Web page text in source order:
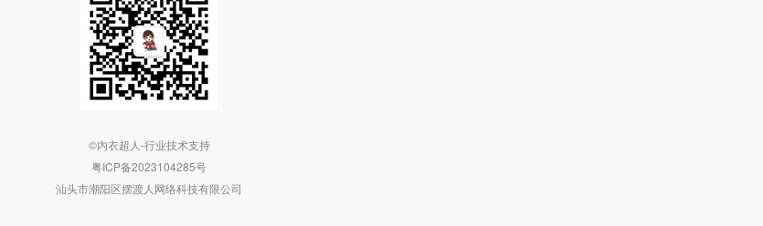
©内衣超人-行业技术支持
粤ICP备2023104285号
汕头市潮阳区摆渡人网络科技有限公司